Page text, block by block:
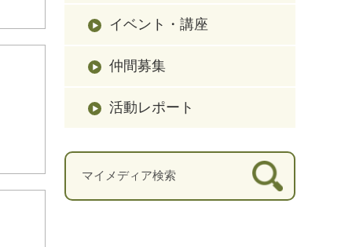
イベント・講座
仲間募集
活動レポート